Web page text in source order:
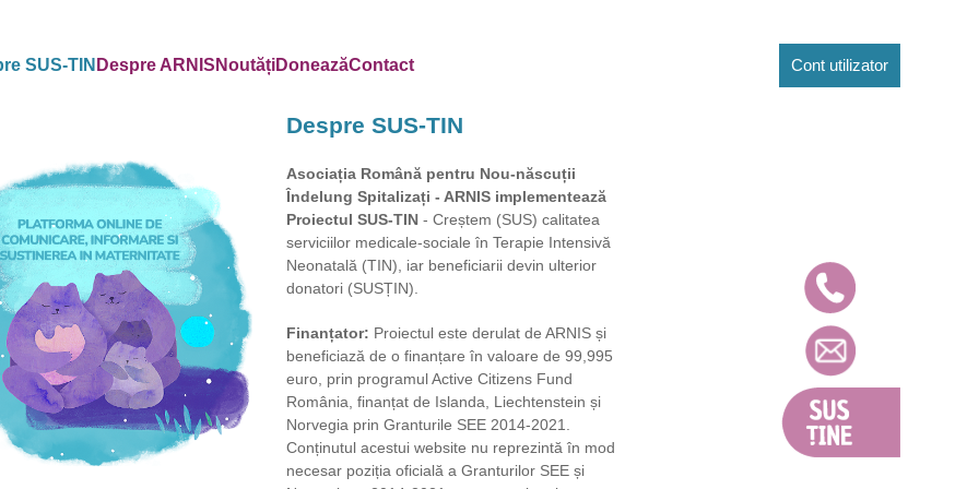
SUS-TIN Despre ARNIS NoutățiDoneazăContact Cont utilizator
Despre SUS-TIN
Asociația Română pentru Nou-născuții
Îndelung Spitalizați - ARNIS implementează
Proiectul SUS-TIN- Creștem (SUS) calitatea
serviciilor medicale-sociale în Terapie Intensivă
Neonatală (TIN), iar beneficiarii devin ulterior
donatori (SUSȚIN).
Finanțator: Proiectul este derulat de ARNIS și
beneficiază de o finanțare în valoare de 99,995
euro, prin programul Active Citizens Fund
România, finanțat de Islanda, Liechtenstein și
Norvegia prin Granturile SEE 2014-2021.
Conținutul acestui website nu reprezintă în mod
necesar poziția oficială a Granturilor SEE și